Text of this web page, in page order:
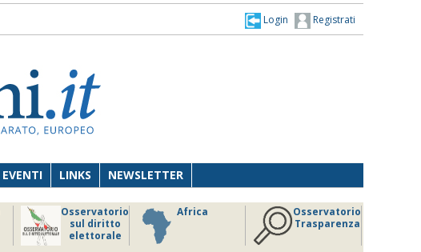
Registrati
Login
EVENTI LINKS NEWSLETTER
Osservatorio
sul diritto
elettorale
Africa
Osservatorio
Trasparenza